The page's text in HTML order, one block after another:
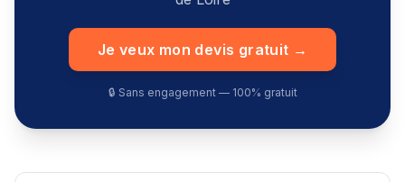
Je veux mon devis gratuit →
🔒 Sans engagement — 100% gratuit